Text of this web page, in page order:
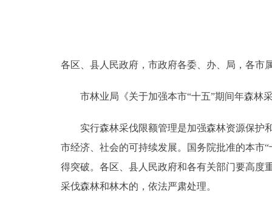
各区、县人民政府，市政府各委、办、局，各市
市林业局《关于加强本市“十五”期间年森林采
实行森林采伐限额管理是加强森林资源保护和
市经济、社会的可持续发展。国务院批准的本市
得突破。各区、县人民政府和各有关部门要高度
采伐森林和林木的，依法严肃处理。